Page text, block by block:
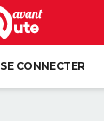
SE CONNECTER